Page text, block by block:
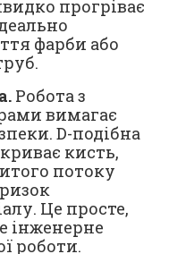
прогріває
фарби або
Робота з
вимагає
D-подібна
кисть,
потоку
Це просте,
інженерне
роботи.